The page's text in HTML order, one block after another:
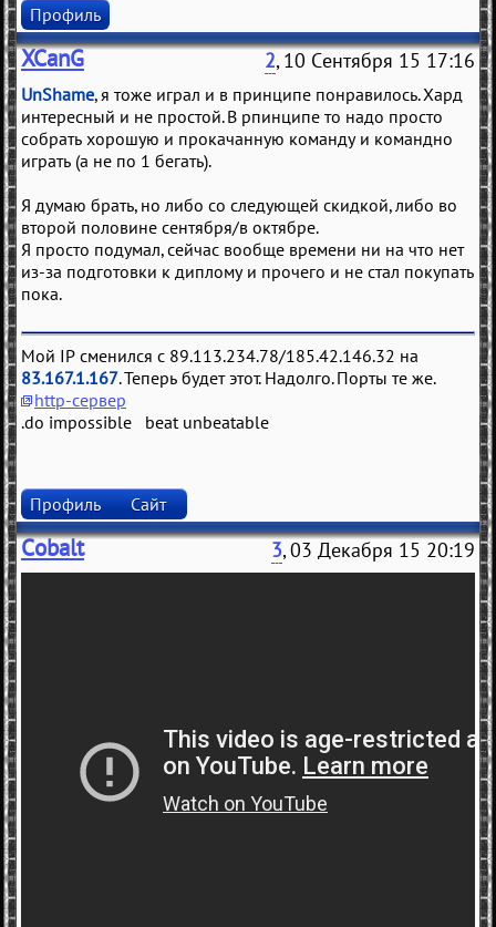
Профиль
XCanG 2, 10 Сентября 15 17:16
UnShame, я тоже играл и в принципе понравилось. Хард
интересный и не простой. В рпинципе то надо просто
собрать хорошую и прокачанную команду и командно
играть (а не по 1 бегать).
Я думаю брать, но либо со следующей скидкой, либо во
второй половине сентября/в октябре.
Я просто подумал, сейчас вообще времени ни на что нет
из-за подготовки к диплому и прочего и не стал покупать
пока.
Мой IP сменился с 89.113.234.78/185.42.146.32 на
83.167.1.167. Теперь будет этот. Надолго. Порты те же.
http-сервер
.do impossible beat unbeatable
Профиль Сайт
Cobalt 3, 03 Декабря 15 20:19